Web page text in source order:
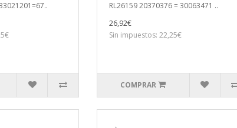
RL26159 20370376 = 30063471 ..
26,92€
Sin impuestos: 22,25€
COMPRAR